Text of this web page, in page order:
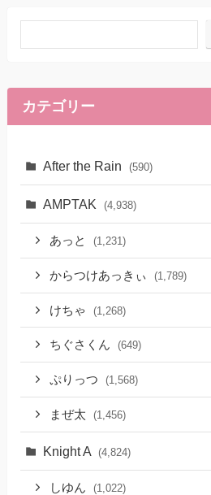
カテゴリー
After the Rain (590)
AMPTAK (4,938)
あっと (1,231)
からつけあっきぃ (1,789)
けちゃ (1,268)
ちぐさくん (649)
ぷりっつ (1,568)
まぜ太 (1,456)
Knight A (4,824)
しゆん (1,022)